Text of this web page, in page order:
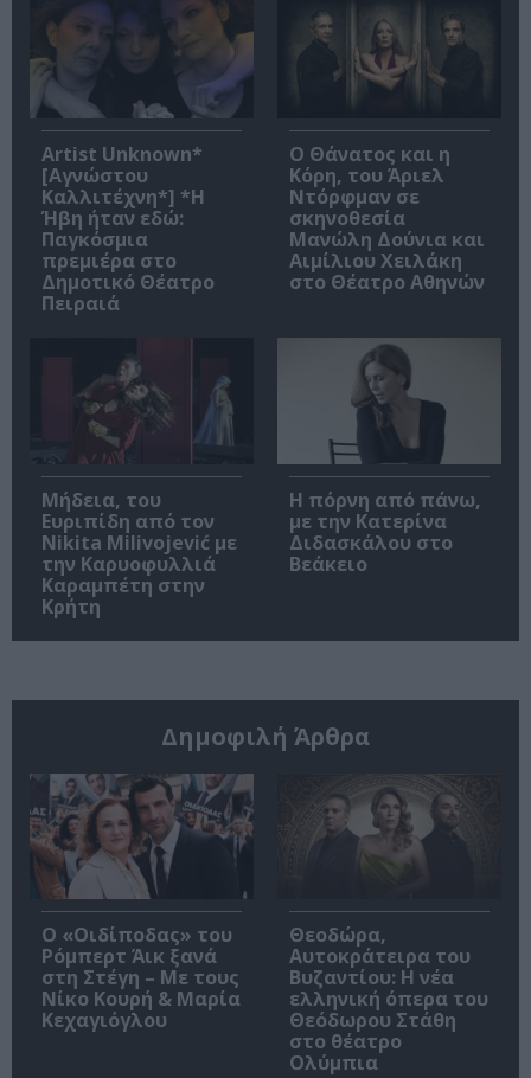
Artist Unknown*
[Αγνώστου
Καλλιτέχνη*] *Η
Ήβη ήταν εδώ:
Παγκόσμια
πρεμιέρα στο
Δημοτικό Θέατρο
Πειραιά
Ο Θάνατος και η
Κόρη, του Άριελ
Ντόρφμαν σε
σκηνοθεσία
Μανώλη Δούνια και
Αιμίλιου Χειλάκη
στο Θέατρο Αθηνών
Μήδεια, του
Ευριπίδη από τον
Nikita Milivojević με
την Καρυοφυλλιά
Καραμπέτη στην
Κρήτη
Η πόρνη από πάνω,
με την Κατερίνα
Διδασκάλου στο
Βεάκειο
Δημοφιλή Άρθρα
O «Οιδίποδας» του
Ρόμπερτ Άικ ξανά
στη Στέγη – Με τους
Νίκο Κουρή & Μαρία
Κεχαγιόγλου
Θεοδώρα,
Αυτοκράτειρα του
Βυζαντίου: Η νέα
ελληνική όπερα του
Θεόδωρου Στάθη
στο θέατρο
Ολύμπια